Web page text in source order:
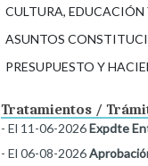
CULTURA,
ASUNTOS
PRESUPUESTO Y
Tratamientos /
- El 11-06-2026Expdte
- El 06-08-2026